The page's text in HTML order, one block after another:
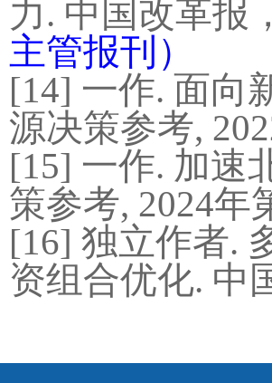
力. 中国改革报，
主管报刊）
[14] 一作. 面向
源决策参考,
[15] 一作. 加速
策参考, 2024年
[16] 独立作者.
资组合优化. 中